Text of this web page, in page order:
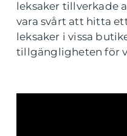
leksaker tillverkade
vara svårt att hitta
leksaker i vissa
tillgängligheten för